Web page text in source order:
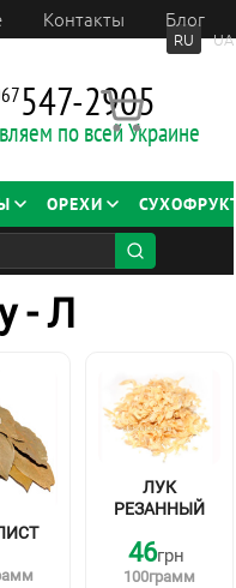
Контакты Блог
RU UA
547-2905
по всей Украине
ОРЕХИ
- Л
ЛУК
РЕЗАННЫЙ
46грн
100грамм